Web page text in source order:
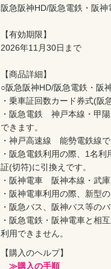
阪急阪神HD/阪急電鉄・阪
【有効期限】
2026年11月30日まで
【商品詳細】
○阪急阪神HD/阪急電鉄・阪
・乗車証回数カード券式(阪
・阪急電鉄　神戸本線・甲
できます。
・神戸高速線　能勢電鉄線
・阪急電鉄利用の際、1名
証(切符)に引換えです。
・阪神電車　阪神本線・武
・阪神電車利用の際、新型
・阪急バス、阪神バス等の
・阪急電鉄・阪神電車と相
利用できません。
【購入のヘルプ】
≫購入の手順